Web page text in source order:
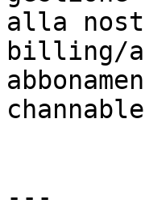
alla
billing/
---